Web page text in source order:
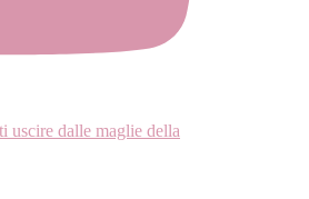
uscire dalle maglie della